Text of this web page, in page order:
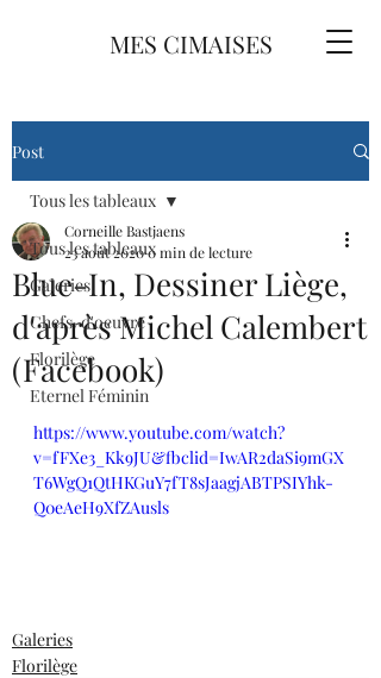
MES CIMAISES
Post
Tous les tableaux
Galeries
Chefs-d'oeuvre
Florilège
Eternel Féminin
Tous les tableaux
Blue-In, Dessiner Liège,
d'après Michel Calembert
(Facebook)
Corneille Bastjaens
23 août 20200 min de lecture
https://www.youtube.com/watch?
v=fFXe3_Kk9JU&fbclid=IwAR2daSi9mGX
T6WgQ1QtHKGuY7fT8sJaagjABTPSIYhk-
Q0eAeH9XfZAusls
Galeries
Florilège